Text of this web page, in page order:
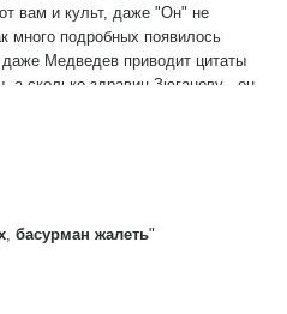
вам и культ, даже "Он" не
много подробных появилось
Медведев приводит цитаты
а сколько здравиц Зюганову - он
рекомендовал итд.
, басурман жалеть"